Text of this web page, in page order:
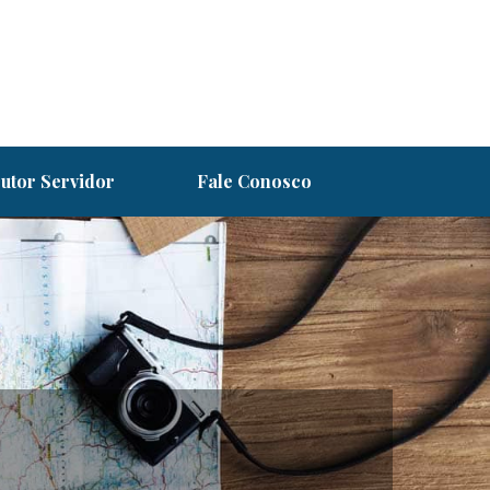
Servidor Fale Conosco